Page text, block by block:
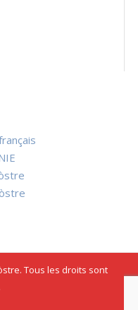
Tous les droits sont